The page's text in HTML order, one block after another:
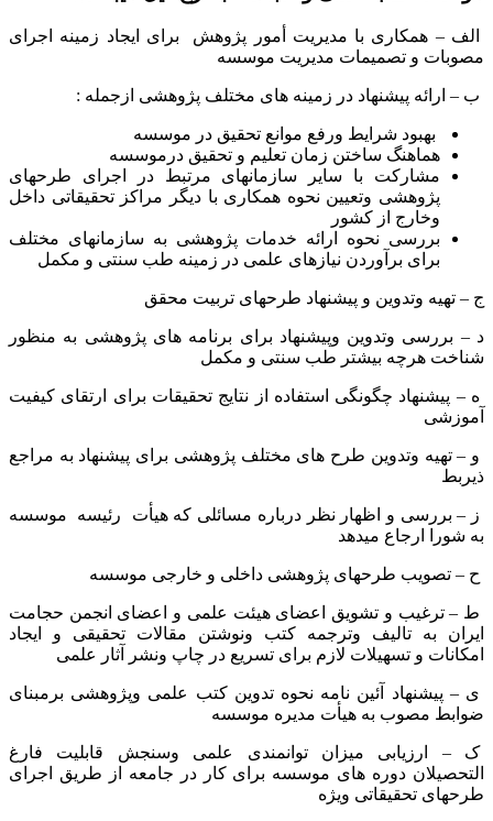
الف – همکاری با مدیریت أمور پژوهش برای ایجاد زمینه اجرای
مصوبات و تصمیمات مدیریت موسسه
ب – ارائه پیشنهاد در زمینه های مختلف پژوهشی ازجمله :
بهبود شرایط ورفع موانع تحقیق در موسسه
هماهنگ ساختن زمان تعلیم و تحقیق درموسسه
مشارکت با سایر سازمانهای مرتبط در اجرای طرحهای
پژوهشی وتعیین نحوه همکاری با دیگر مراکز تحقیقاتی داخل
وخارج از کشور
بررسی نحوه ارائه خدمات پژوهشی به سازمانهای مختلف
برای برآوردن نیازهای علمی در زمینه طب سنتی و مکمل
ج – تهیه وتدوین و پیشنهاد طرحهای تربیت محقق
د – بررسی وتدوین وپیشنهاد برای برنامه های پژوهشی به منظور
شناخت هرچه بیشتر طب سنتی و مکمل
ه – پیشنهاد چگونگی استفاده از نتایج تحقیقات برای ارتقای کیفیت
آموزشی
و – تهیه وتدوین طرح های مختلف پژوهشی برای پیشنهاد به مراجع
ذیربط
ز – بررسی و اظهار نظر درباره مسائلی که هیأت رئیسه موسسه
به شورا ارجاع میدهد
ح – تصویب طرحهای پژوهشی داخلی و خارجی موسسه
ط – ترغیب و تشویق اعضای هیئت علمی و اعضای انجمن حجامت
ایران به تالیف وترجمه کتب ونوشتن مقالات تحقیقی و ایجاد
امکانات و تسهیلات لازم برای تسریع در چاپ ونشر آثار علمی
ی – پیشنهاد آئین نامه نحوه تدوین کتب علمی وپژوهشی برمبنای
ضوابط مصوب به هیأت مدیره موسسه
ک – ارزیابی میزان توانمندی علمی وسنجش قابلیت فارغ
التحصیلان دوره های موسسه برای کار در جامعه از طریق اجرای
طرحهای تحقیقاتی ویژه